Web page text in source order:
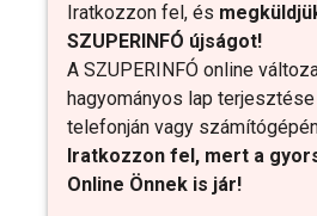
Iratkozzon fel, és
SZUPERINFÓ újságot!
A SZUPERINFÓ online
hagyományos lap
telefonján vagy
Iratkozzon fel, mert a gyors
Online Önnek is jár!